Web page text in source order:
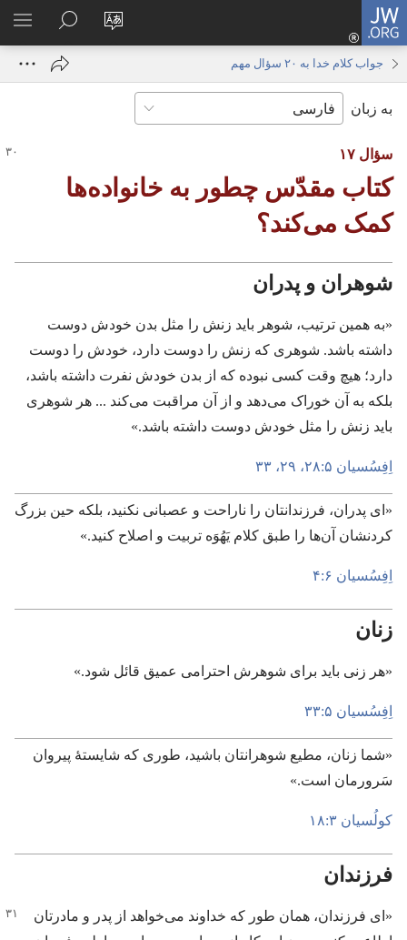
JW.ORG
زبان
را
ورود
باز
JW.ORG
جستجو
جواب کلام خدا به ۲۰ سؤال مهم
به زبان
سؤال ۱۷
کتاب مقدّس چطور به خانواده‌ها
کمک می‌کند؟‏
شوهران و پدران
‏«به همین ترتیب،‏ شوهر باید زنش را مثل بدن خودش دوست
داشته باشد.‏ شوهری که زنش را دوست دارد،‏ خودش را دوست
دارد؛‏ هیچ وقت کسی نبوده که از بدن خودش نفرت داشته باشد،‏
بلکه به آن خوراک می‌دهد و از آن مراقبت می‌کند .‏.‏.‏ هر شوهری
باید زنش را مثل خودش دوست داشته باشد.‏»‏
اِفِسُسیان ۵:‏۲۸،‏ ۲۹،‏
‏«ای پدران،‏ فرزندانتان را ناراحت و عصبانی نکنید،‏ بلکه حین بزرگ
کردنشان آن‌ها را طبق کلام یَهُوَه تربیت و اصلاح کنید.‏»‏
اِفِسُسیان ۶:‏۴
زنان
‏«هر زنی باید برای شوهرش احترامی عمیق قائل شود.‏»‏
اِفِسُسیان ۵:‏۳۳
‏«شما زنان،‏ مطیع شوهرانتان باشید،‏ طوری که شایستهٔ پیروان
سَرورمان است.‏»‏
کولُسیان ۳:‏۱۸
فرزندان
‏«ای فرزندان،‏ همان طور که خداوند می‌خواهد از پدر و مادرتان